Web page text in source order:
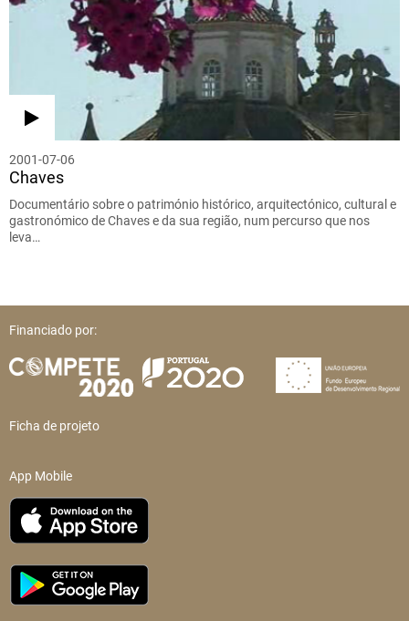
2001-07-06
Chaves
Documentário sobre o património histórico, arquitectónico, cultural e
gastronómico de Chaves e da sua região, num percurso que nos
leva…
Financiado por:
Ficha de projeto
App Mobile